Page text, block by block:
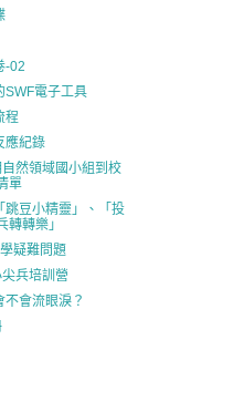
-02
SWF電子工具
程
應紀錄
然領域國小組到校
單
跳豆小精靈」、「投
轉轉樂」
疑難問題
兵培訓營
會流眼淚？